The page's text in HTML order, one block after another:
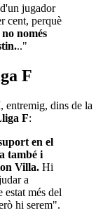
jugador
cent, perquè
només
.."
F
entremig, dins de la
F:
en el
també i
Villa. Hi
a
més del
hi serem".